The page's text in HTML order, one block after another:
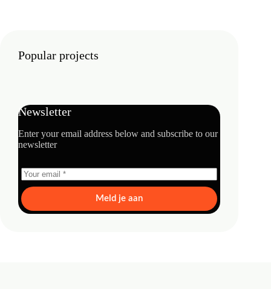
Popular projects
Newsletter
Enter your email address below and subscribe to our
newsletter
Meld je aan